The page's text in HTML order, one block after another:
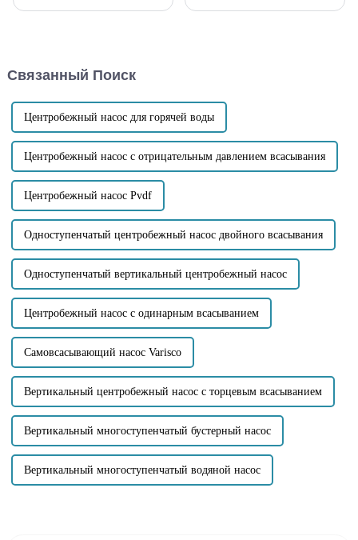
стойкость: Корпус насоса и
внутренние части...
Связанный Поиск
Центробежный насос для горячей воды
Центробежный насос с отрицательным давлением всасывания
Центробежный насос Pvdf
Одноступенчатый центробежный насос двойного всасывания
Одноступенчатый вертикальный центробежный насос
Центробежный насос с одинарным всасыванием
Самовсасывающий насос Varisco
Вертикальный центробежный насос с торцевым всасыванием
Вертикальный многоступенчатый бустерный насос
Вертикальный многоступенчатый водяной насос